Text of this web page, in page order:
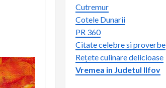
Cutremur
Cotele Dunarii
PR 360
Citate celebre si proverbe
Rețete culinare delicioase
Vremea in Judetul Ilfov